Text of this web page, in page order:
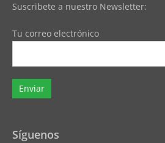
Suscribete a nuestro Newsletter:
Tu correo electrónico
Síguenos